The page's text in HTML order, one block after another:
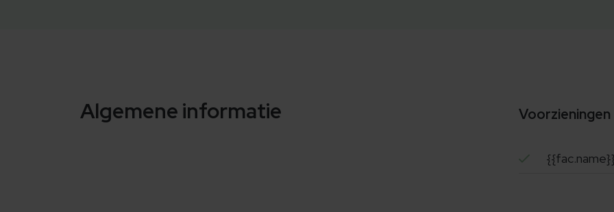
Algemene informatie Voorzieningen